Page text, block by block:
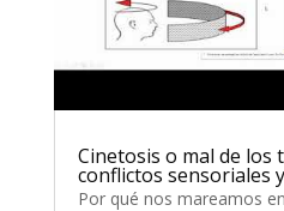
Cinetosis o mal de los
conflictos sensoriales
Por qué nos mareamos